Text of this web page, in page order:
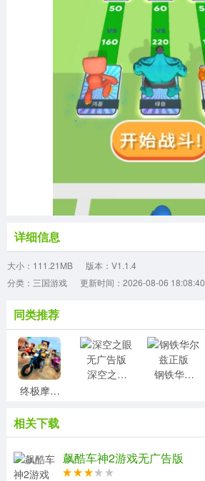
详细信息
大小：111.21MB
版本：V1.1.4
分类：三国游戏
更新时间：2026-08-06 18:08:40
同类推荐
终极摩托车狂飙最新免费版
深空之眼无广告版
钢铁华尔兹正版
创世战车游戏纯净最新版 速度与激情8最新版
相关下载
飙酷车神2游戏无广告版